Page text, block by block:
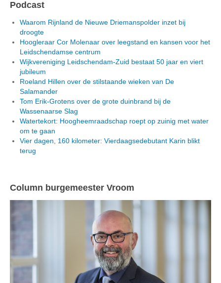
Podcast
Waarom Rijnland de Nieuwe Driemanspolder inzet bij
droogte
Hoogleraar Cor Molenaar over leegstand en kansen voor het
Leidschendamse centrum
Wijkvereniging Leidschendam-Zuid bestaat 50 jaar en viert
jubileum
Roeland Hillen over de stilstaande wieken van De
Salamander
Tom Erik-Grotens over de grote duinbrand bij de
Wassenaarse Slag
Watertekort: Hoogheemraadschap roept op zuinig met water
om te gaan
Vier dagen, 160 kilometer: Vierdaagsedebutant Karin blikt
terug
Column burgemeester Vroom